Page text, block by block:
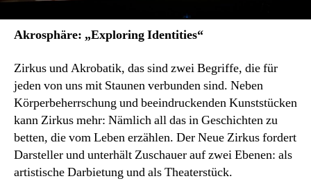
Akrosphäre: „Exploring Identities“
Zirkus und Akrobatik, das sind zwei Begriffe, die für
jeden von uns mit Staunen verbunden sind. Neben
Körperbeherrschung und beeindruckenden Kunststücken
kann Zirkus mehr: Nämlich all das in Geschichten zu
betten, die vom Leben erzählen. Der Neue Zirkus fordert
Darsteller und unterhält Zuschauer auf zwei Ebenen: als
artistische Darbietung und als Theaterstück.